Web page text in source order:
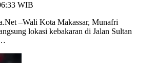
WIB
–Wali Kota Makassar, Munafri
lokasi kebakaran di Jalan Sultan